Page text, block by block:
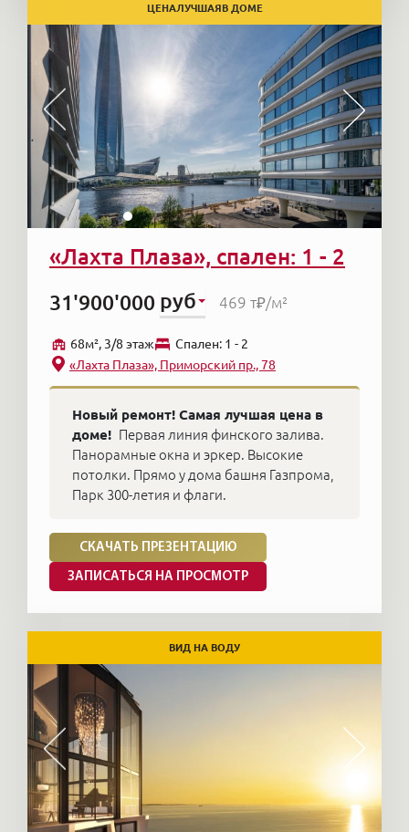
ЦЕНАЛУЧШАЯВ ДОМЕ
«Лахта Плаза», спален: 1 - 2
31'900'000 руб 469 т₽/м²
68м², 3/8 этаж
Cпален: 1 - 2
«Лахта Плаза», Приморский пр., 78
Новый ремонт! Самая лучшая цена в
доме! Первая линия финского залива.
Панорамные окна и эркер. Высокие
потолки. Прямо у дома башня Газпрома,
Парк 300-летия и флаги.
СКАЧАТЬ ПРЕЗЕНТАЦИЮ
ЗАПИСАТЬСЯ НА ПРОСМОТР
ВИД НА ВОДУ